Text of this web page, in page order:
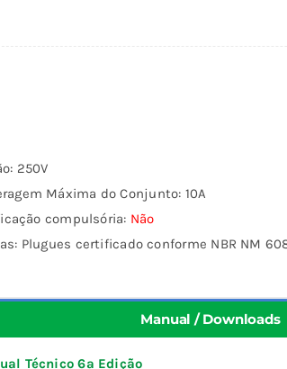
250V
Máxima do Conjunto: 10A
compulsória: Não
Plugues certificado conforme NBR NM
Manual / Downloads
Técnico 6ª Edição